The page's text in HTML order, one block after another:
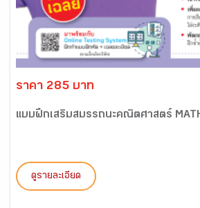
ราคา 285 บาท
แบบฝึกเสริมสมรรถนะคณิตศาสตร์
ดูรายละเอียด